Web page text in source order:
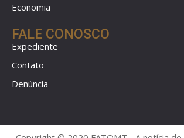
Economia
FALE CONOSCO
Expediente
Contato
Denúncia